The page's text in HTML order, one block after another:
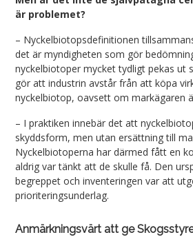
är problemet?
– Nyckelbiotopsdefinitionen
det är myndigheten som gör
nyckelbiotoper mycket tydligt pekas ut
gör att industrin avstår från att köpa
nyckelbiotop, oavsett om markägaren
– I praktiken innebär det att
skyddsform, men utan ersättning till
Nyckelbiotoperna har därmed fått en
aldrig var tänkt att de skulle få. Den
begreppet och inventeringen var att
prioriteringsunderlag.
Anmärkningsvärt att ge